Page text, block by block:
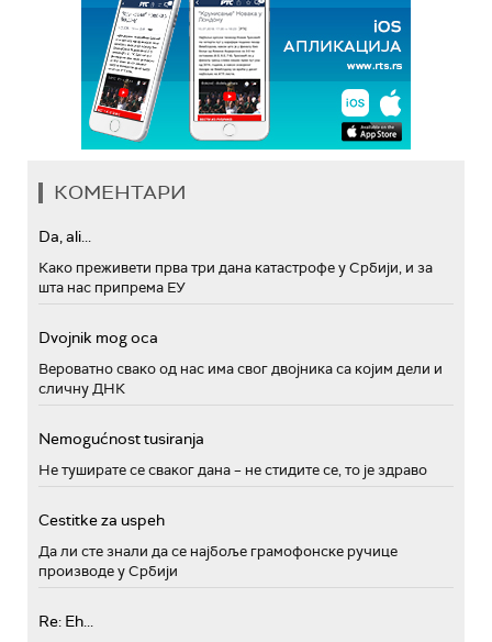
КОМЕНТАРИ
Da, ali...
Како преживети прва три дана катастрофе у Србији, и за
шта нас припрема ЕУ
Dvojnik mog oca
Вероватно свако од нас има свог двојника са којим дели и
сличну ДНК
Nemogućnost tusiranja
Не туширате се сваког дана – не стидите се, то је здраво
Cestitke za uspeh
Да ли сте знали да се најбоље грамофонске ручице
производе у Србији
Re: Eh...